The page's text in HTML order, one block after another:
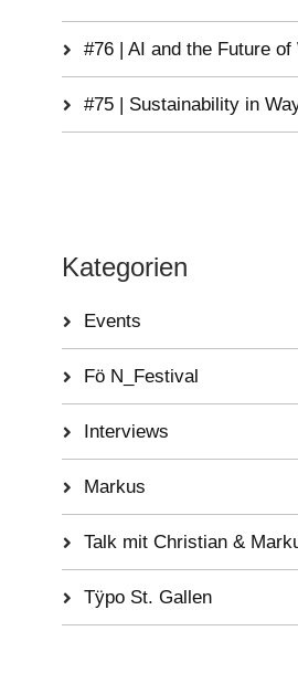
#76 | AI and the Future of
#75 | Sustainability in
Kategorien
Events
Fö N_Festival
Interviews
Markus
Talk mit Christian &
Tÿpo St. Gallen